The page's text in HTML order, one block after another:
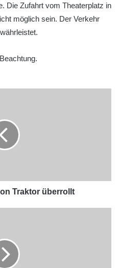
Die Zufahrt vom Theaterplatz in
möglich sein. Der Verkehr
Traktor überrollt